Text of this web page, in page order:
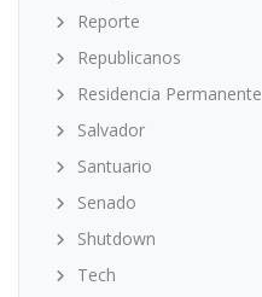
Reporte
Republicanos
Residencia Permanente
Salvador
Santuario
Senado
Shutdown
Tech